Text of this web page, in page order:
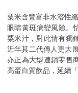
Body
粟米含豐富非水溶性
眼睛黃斑病變風險。
粟米汁，對此情有獨
近年其二代傳人更大
亦正為大型連鎖零售
高蛋白質飲品，延續